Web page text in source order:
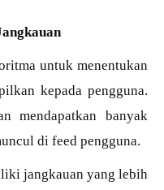
untuk menentukan
kepada pengguna.
mendapatkan banyak
di feed pengguna.
jangkauan yang lebih